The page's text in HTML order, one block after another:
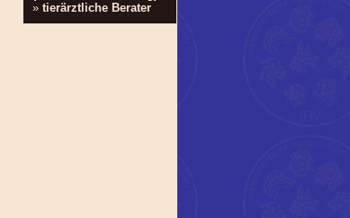
» tierärztliche Berater